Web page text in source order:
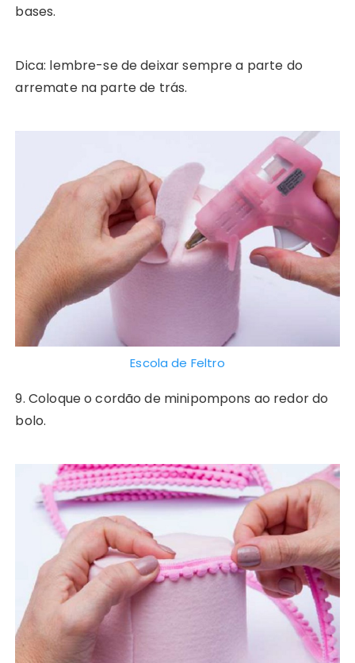
bases.
Dica: lembre-se de deixar sempre a parte do
arremate na parte de trás.
Escola de Feltro
9. Coloque o cordão de minipompons ao redor do
bolo.